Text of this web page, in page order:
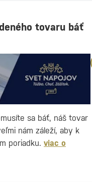
tovaru báť
sa báť, náš tovar
nám záleží, aby k
poriadku. viac o